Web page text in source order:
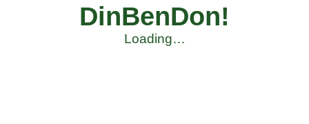
DinBenDon!
Loading…